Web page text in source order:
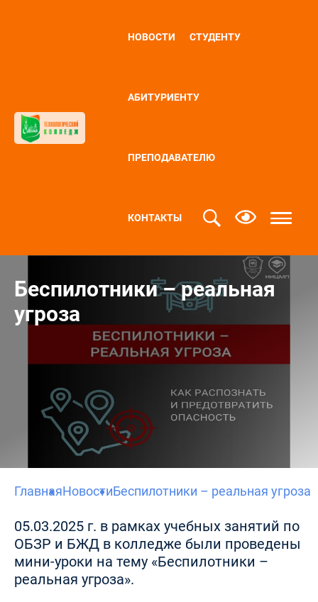
НОВОСТИ СТУДЕНТУ
АБИТУРИЕНТУ
ПРЕПОДАВАТЕЛЮ
КОНТАКТЫ
Беспилотники – реальная
угроза
ГлавнаяНовостиБеспилотники – реальная угроза
05.03.2025 г. в рамках учебных занятий по
ОБЗР и БЖД в колледже были проведены
мини-уроки на тему «Беспилотники –
реальная угроза».